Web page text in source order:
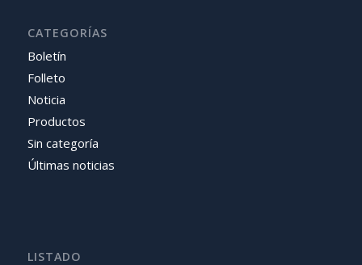
CATEGORÍAS
Boletín
Folleto
Noticia
Productos
Sin categoría
Últimas noticias
LISTADO